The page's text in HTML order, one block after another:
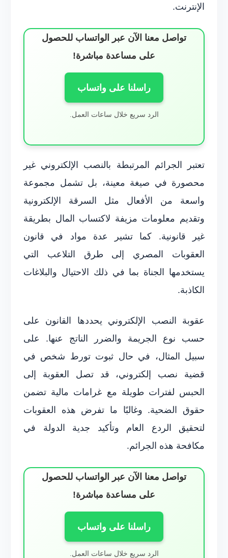
الإنترنت.
تواصل معنا الآن عبر الواتساب للحصول
على مساعدة مباشرة!
راسلنا على واتساب
الرد سريع خلال ساعات العمل.
تعتبر الجرائم المرتبطة بالنصب الإلكتروني غير
محصورة في صيغة معينة، بل تشمل مجموعة
واسعة من الأفعال مثل السرقة الإلكترونية
وتقديم معلومات مزيفة لاكتساب المال بطريقة
غير قانونية. كما تشير عدة مواد في قانون
العقوبات المصري إلى طرق التلاعب التي
يستخدمها الجناة بما في ذلك الاحتيال والبلاغات
الكاذبة.
عقوبة النصب الإلكتروني يحددها القانون على
حسب نوع الجريمة والضرر الناتج عنها. على
سبيل المثال، في حال ثبوت تورط شخص في
قضية نصب إلكتروني، قد تصل العقوبة إلى
الحبس لفترات طويلة مع غرامات مالية تضمن
حقوق الضحية. وغالبًا ما تفرض هذه العقوبات
لتحقيق الردع العام وتأكيد جدية الدولة في
مكافحة هذه الجرائم.
تواصل معنا الآن عبر الواتساب للحصول
على مساعدة مباشرة!
راسلنا على واتساب
الرد سريع خلال ساعات العمل.